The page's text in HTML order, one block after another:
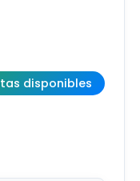
disponibles